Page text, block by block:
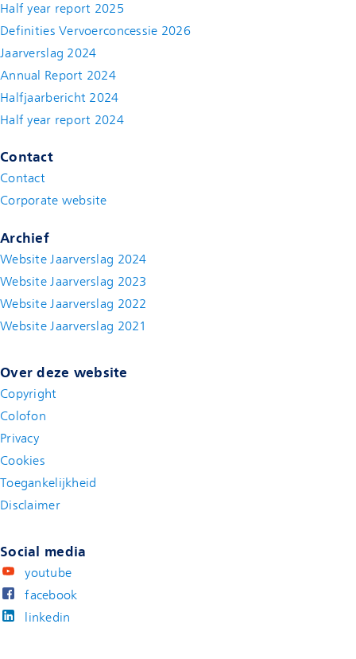
Half year report 2025
Definities Vervoerconcessie 2026
Jaarverslag 2024
Annual Report 2024
Halfjaarbericht 2024
Half year report 2024(new window)
Contact
Contact
Corporate website
Archief
Website Jaarverslag 2024
Website Jaarverslag 2023
Website Jaarverslag 2022
Website Jaarverslag 2021
Over deze website
Copyright
Colofon
Privacy
Cookies
Toegankelijkheid
Disclaimer(new window)
Social media
youtube
facebook
linkedin